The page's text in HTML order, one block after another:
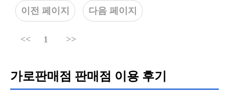
이전 페이지 다음 페이지
<< 1 >>
가로판매점 판매점 이용 후기